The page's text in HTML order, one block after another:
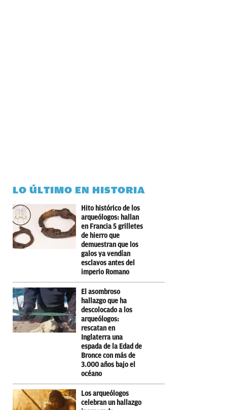
LO ÚLTIMO EN HISTORIA
Hito histórico de los
arqueólogos: hallan
en Francia 5 grilletes
de hierro que
demuestran que los
galos ya vendían
esclavos antes del
imperio Romano
El asombroso
hallazgo que ha
descolocado a los
arqueólogos:
rescatan en
Inglaterra una
espada de la Edad de
Bronce con más de
3.000 años bajo el
océano
Los arqueólogos
celebran un hallazgo